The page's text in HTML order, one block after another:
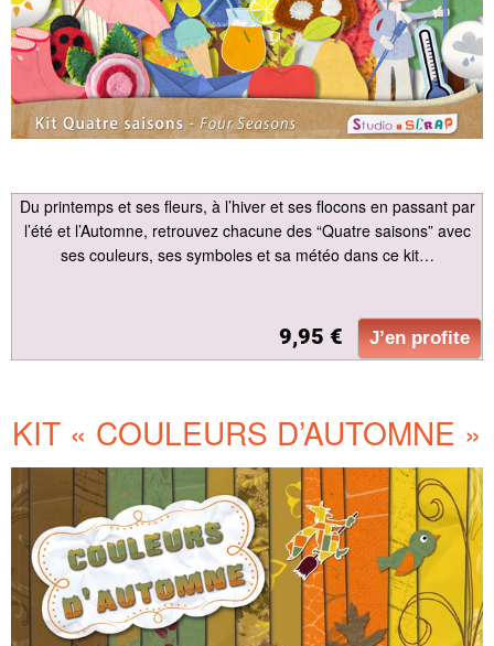
Du printemps et ses fleurs, à l’hiver et ses flocons en passant par
l’été et l’Automne, retrouvez chacune des “Quatre saisons” avec
ses couleurs, ses symboles et sa météo dans ce kit…
9,95 € J’en profite
KIT « COULEURS D’AUTOMNE »